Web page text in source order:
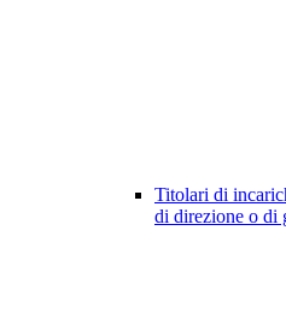
Titolari di
di direzione o di